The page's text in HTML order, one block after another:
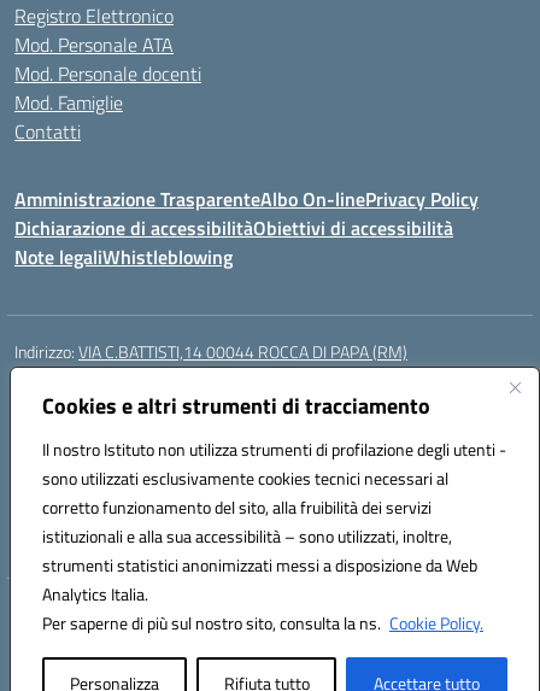
Cookies e altri strumenti di tracciamento
Il nostro Istituto non utilizza strumenti di profilazione degli utenti -
sono utilizzati esclusivamente cookies tecnici necessari al
corretto funzionamento del sito, alla fruibilità dei servizi
istituzionali e alla sua accessibilità – sono utilizzati, inoltre,
strumenti statistici anonimizzati messi a disposizione da Web
Analytics Italia.
Per saperne di più sul nostro sito, consulta la ns. Cookie Policy.
Personalizza Rifiuta tutto Accettare tutto
Registro Elettronico
Mod. Personale ATA
Mod. Personale docenti
Mod. Famiglie
Contatti
Amministrazione TrasparenteAlbo On-linePrivacy Policy
Dichiarazione di accessibilitàObiettivi di accessibilità
Note legaliWhistleblowing
Indirizzo:VIA C.BATTISTI,14 00044 ROCCA DI PAPA (RM)
Centralino:
Posta elettronica certificata (PEC):rmic8aq00n@pec.istruzione.it
Codice fiscale: 84002620585
Codice meccanografico:RMIC8AQ00N
Codice Indice delle Pubbliche Amministrazioni (IPA): istsc_rmic8aq00n
Codice unico di fatturazione (CUF): 7JVJUU
Hosting & Powered by 3D Solution S.r.l.
Concept & Design by Designers Italia